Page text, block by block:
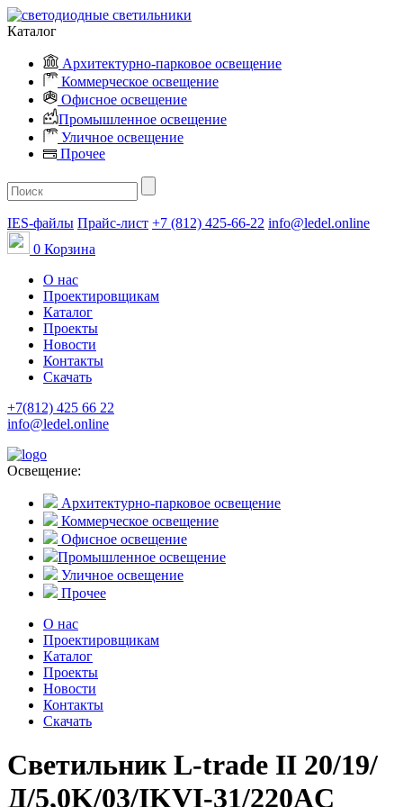
Каталог
Архитектурно-парковое освещение
Коммерческое освещение
Офисное освещение
Промышленное освещение
Уличное освещение
Прочее
IES-файлы Прайс-лист +7 (812) 425-66-22 info@ledel.online
0 Корзина
О нас
Проектировщикам
Каталог
Проекты
Новости
Контакты
Скачать
+7(812) 425 66 22
info@ledel.online
Освещение:
Архитектурно-парковое освещение
Коммерческое освещение
Офисное освещение
Промышленное освещение
Уличное освещение
Прочее
О нас
Проектировщикам
Каталог
Проекты
Новости
Контакты
Скачать
Светильник L-trade II 20/19/
Д/5,0K/03/IKVI-31/220AC